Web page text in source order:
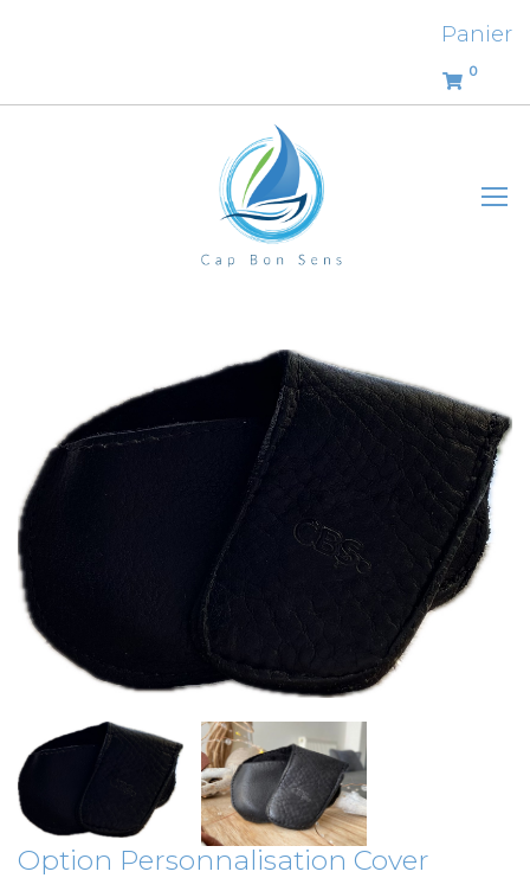
Panier
0
Option Personnalisation Cover